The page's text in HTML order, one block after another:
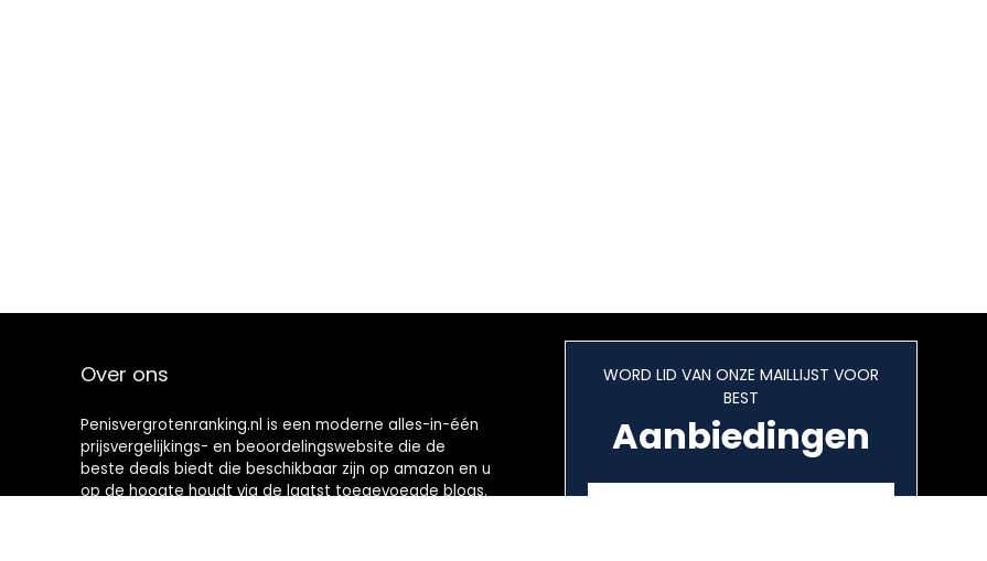
Over ons
Penisvergrotenranking.nl is een moderne alles-in-één
prijsvergelijkings- en beoordelingswebsite die de
beste deals biedt die beschikbaar zijn op amazon en u
op de hoogte houdt via de laatst toegevoegde blogs.
WORD LID VAN ONZE MAILLIJST VOOR
BEST
Aanbiedingen